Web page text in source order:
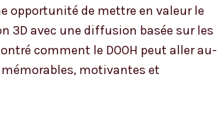
opportunité de mettre en valeur le
3D avec une diffusion basée sur les
comment le DOOH peut aller au-
mémorables, motivantes et